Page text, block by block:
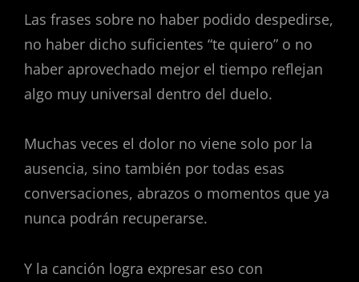
Las frases sobre no haber podido despedirse,
no haber dicho suficientes “te quiero” o no
haber aprovechado mejor el tiempo reflejan
algo muy universal dentro del duelo.
Muchas veces el dolor no viene solo por la
ausencia, sino también por todas esas
conversaciones, abrazos o momentos que ya
nunca podrán recuperarse.
Y la canción logra expresar eso con